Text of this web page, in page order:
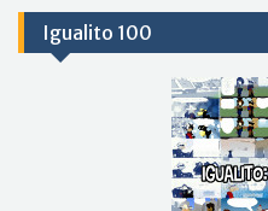
Igualito 100